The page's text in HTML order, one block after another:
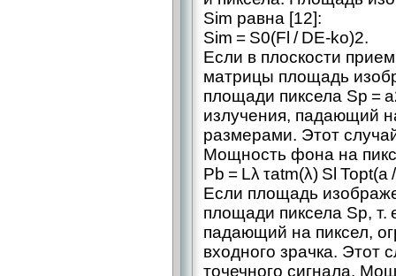
Sim равна [12]:
Sim = S0(Fl / DE-ko)2.
Если в плоскости
матрицы площадь
площади пиксела Sp =
излучения, падающий
размерами. Этот
Мощность фона на
Pb = Lλ τatm(λ) Sl Topt(a
Если площадь
площади пиксела Sp, т.
падающий на пиксел,
входного зрачка. Этот
точечного сигнала.